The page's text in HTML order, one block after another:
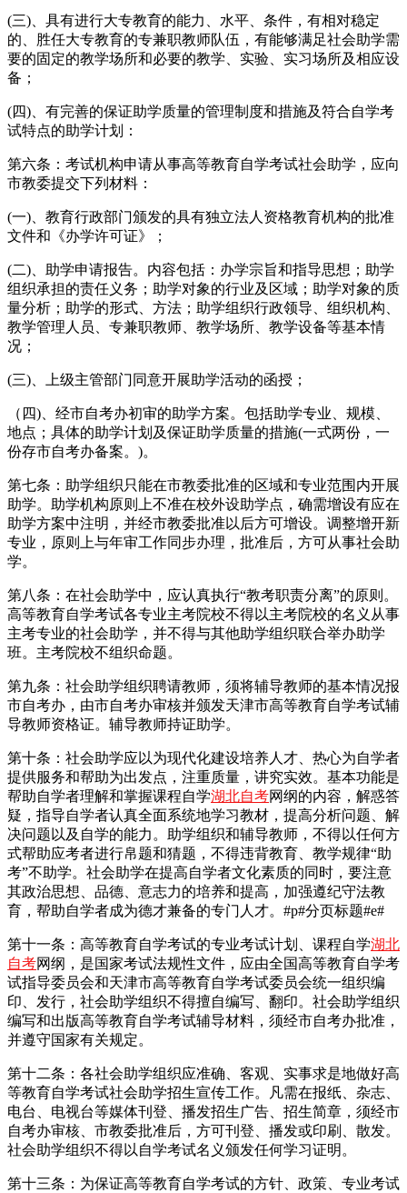
(三)、具有进行大专教育的能力、水平、条件，有相对稳定
的、胜任大专教育的专兼职教师队伍，有能够满足社会助学需
要的固定的教学场所和必要的教学、实验、实习场所及相应设
备；
(四)、有完善的保证助学质量的管理制度和措施及符合自学考
试特点的助学计划：
第六条：考试机构申请从事高等教育自学考试社会助学，应向
市教委提交下列材料：
(一)、教育行政部门颁发的具有独立法人资格教育机构的批准
文件和《办学许可证》；
(二)、助学申请报告。内容包括：办学宗旨和指导思想；助学
组织承担的责任义务；助学对象的行业及区域；助学对象的质
量分析；助学的形式、方法；助学组织行政领导、组织机构、
教学管理人员、专兼职教师、教学场所、教学设备等基本情
况；
(三)、上级主管部门同意开展助学活动的函授；
（四)、经市自考办初审的助学方案。包括助学专业、规模、
地点；具体的助学计划及保证助学质量的措施(一式两份，一
份存市自考办备案。)。
第七条：助学组织只能在市教委批准的区域和专业范围内开展
助学。助学机构原则上不准在校外设助学点，确需增设有应在
助学方案中注明，并经市教委批准以后方可增设。调整增开新
专业，原则上与年审工作同步办理，批准后，方可从事社会助
学。
第八条：在社会助学中，应认真执行“教考职责分离”的原则。
高等教育自学考试各专业主考院校不得以主考院校的名义从事
主考专业的社会助学，并不得与其他助学组织联合举办助学
班。主考院校不组织命题。
第九条：社会助学组织聘请教师，须将辅导教师的基本情况报
市自考办，由市自考办审核并颁发天津市高等教育自学考试辅
导教师资格证。辅导教师持证助学。
第十条：社会助学应以为现代化建设培养人才、热心为自学者
提供服务和帮助为出发点，注重质量，讲究实效。基本功能是
帮助自学者理解和掌握课程自学湖北自考网纲的内容，解惑答
疑，指导自学者认真全面系统地学习教材，提高分析问题、解
决问题以及自学的能力。助学组织和辅导教师，不得以任何方
式帮助应考者进行帛题和猜题，不得违背教育、教学规律“助
考”不助学。社会助学在提高自学者文化素质的同时，要注意
其政治思想、品德、意志力的培养和提高，加强遵纪守法教
育，帮助自学者成为德才兼备的专门人才。#p#分页标题#e#
第十一条：高等教育自学考试的专业考试计划、课程自学湖北
自考网纲，是国家考试法规性文件，应由全国高等教育自学考
试指导委员会和天津市高等教育自学考试委员会统一组织编
印、发行，社会助学组织不得擅自编写、翻印。社会助学组织
编写和出版高等教育自学考试辅导材料，须经市自考办批准，
并遵守国家有关规定。
第十二条：各社会助学组织应准确、客观、实事求是地做好高
等教育自学考试社会助学招生宣传工作。凡需在报纸、杂志、
电台、电视台等媒体刊登、播发招生广告、招生简章，须经市
自考办审核、市教委批准后，方可刊登、播发或印刷、散发。
社会助学组织不得以自学考试名义颁发任何学习证明。
第十三条：为保证高等教育自学考试的方针、政策、专业考试